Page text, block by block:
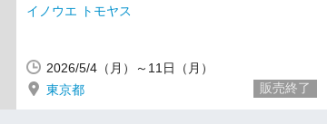
イノウエ トモヤス
2026/5/4（月）～11日（月）
東京都
販売終了